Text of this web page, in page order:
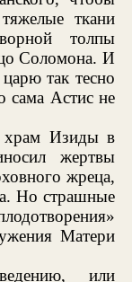
ткани
толпы
Соломона. И
так тесно
сама Астис не
храм Изиды в
жертвы
жреца,
Но страшные
Матери
или